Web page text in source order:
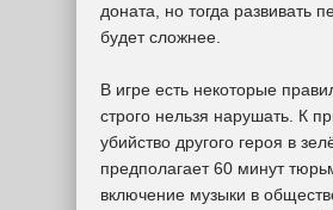
доната, но тогда развивать
будет сложнее.
В игре есть некоторые
строго нельзя нарушать. К
убийство другого героя в
предполагает 60 минут
включение музыки в